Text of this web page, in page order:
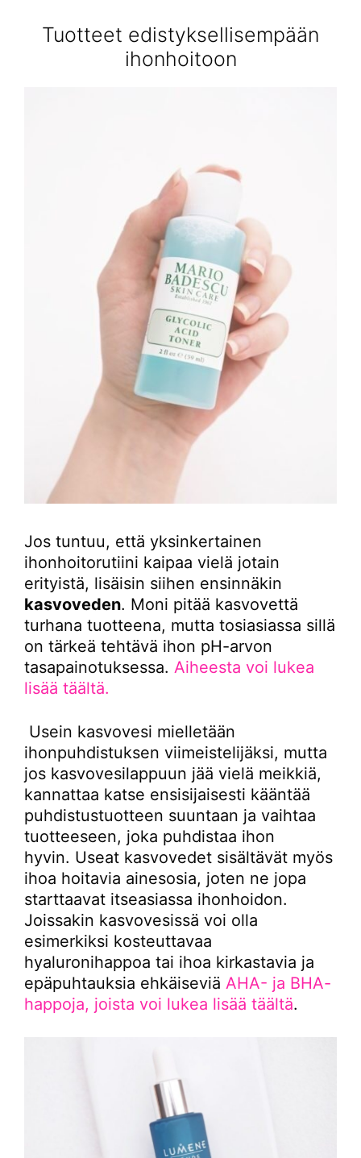
Tuotteet edistyksellisempään
ihonhoitoon
Jos tuntuu, että yksinkertainen
ihonhoitorutiini kaipaa vielä jotain
erityistä, lisäisin siihen ensinnäkin
kasvoveden. Moni pitää kasvovettä
turhana tuotteena, mutta tosiasiassa sillä
on tärkeä tehtävä ihon pH-arvon
tasapainotuksessa. Aiheesta voi lukea
lisää täältä.
Usein kasvovesi mielletään
ihonpuhdistuksen viimeistelijäksi, mutta
jos kasvovesilappuun jää vielä meikkiä,
kannattaa katse ensisijaisesti kääntää
puhdistustuotteen suuntaan ja vaihtaa
tuotteeseen, joka puhdistaa ihon
hyvin. Useat kasvovedet sisältävät myös
ihoa hoitavia ainesosia, joten ne jopa
starttaavat itseasiassa ihonhoidon.
Joissakin kasvovesissä voi olla
esimerkiksi kosteuttavaa
hyaluronihappoa tai ihoa kirkastavia ja
epäpuhtauksia ehkäiseviä AHA- ja BHA-
happoja, joista voi lukea lisää täältä.